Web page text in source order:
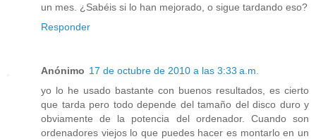
un mes. ¿Sabéis si lo han mejorado, o sigue tardando eso?
Responder
Anónimo 17 de octubre de 2010 a las 3:33 a.m.
yo lo he usado bastante con buenos resultados, es cierto
que tarda pero todo depende del tamaño del disco duro y
obviamente de la potencia del ordenador. Cuando son
ordenadores viejos lo que puedes hacer es montarlo en un